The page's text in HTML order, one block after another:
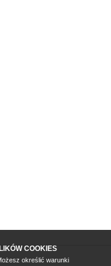
COOKIES
określić warunki